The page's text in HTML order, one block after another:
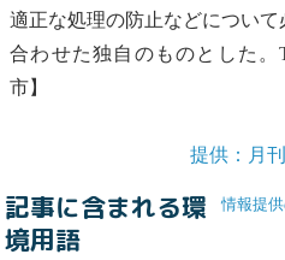
適正な処理の防止などについ
合わせた独自のものとした。
市】
提供：月
情報提
記事に含まれる環
境用語